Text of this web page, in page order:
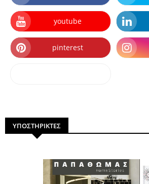
youtube
pinterest
ΥΠΟΣΤΗΡΙΚΤΕΣ